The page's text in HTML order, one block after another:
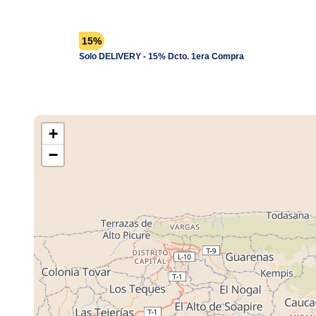
15%
Solo DELIVERY - 15% Dcto. 1era Compra
+
−
Cargando
Tiendas ...